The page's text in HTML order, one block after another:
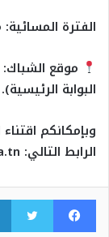
​الفترة المسائية: من الساعة
موقع الشباك:
البوابة الرئيسية).
​وبإمكانكم
الرابط التالي: tunisianopera.tn.
فيسبوك